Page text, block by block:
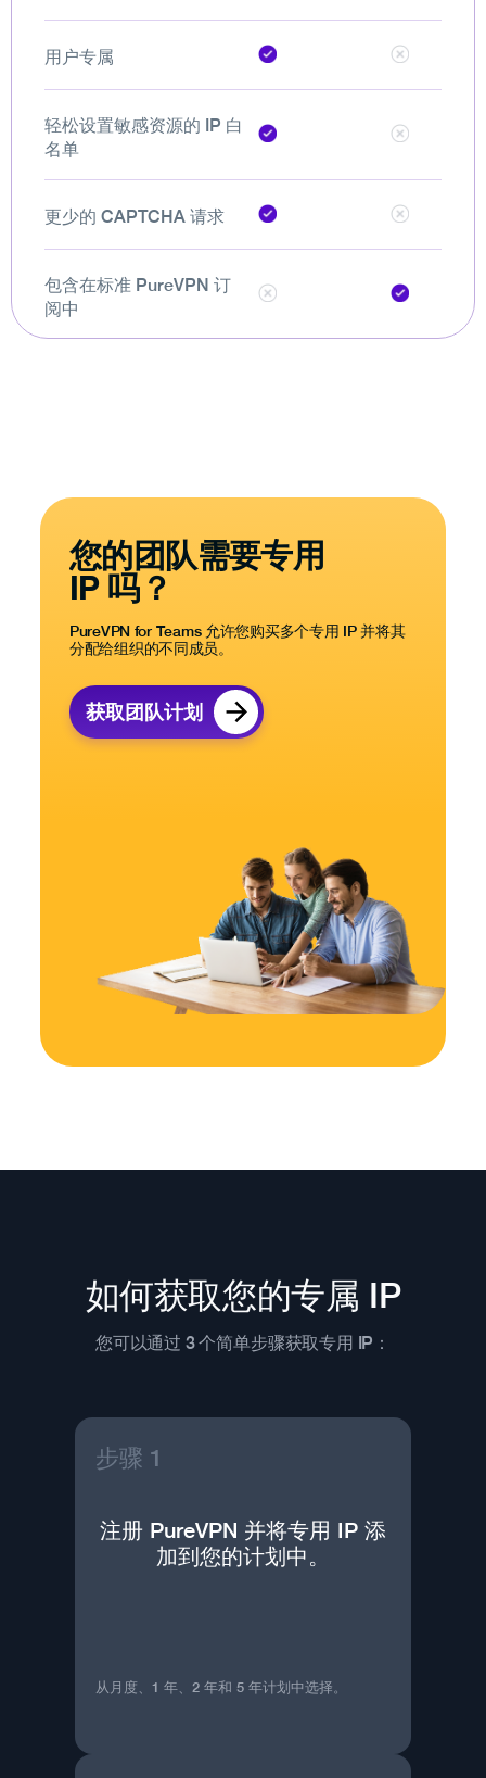
用户专属
轻松设置敏感资源的 IP 白
名单
更少的 CAPTCHA 请求
包含在标准 PureVPN 订
阅中
您的团队需要专用
IP 吗？
PureVPN for Teams 允许您购买多个专用 IP 并将其
分配给组织的不同成员。
获取团队计划
如何获取您的专属 IP
您可以通过 3 个简单步骤获取专用 IP：
步骤 1
注册 PureVPN 并将专用 IP 添
加到您的计划中。
从月度、1 年、2 年和 5 年计划中选择。